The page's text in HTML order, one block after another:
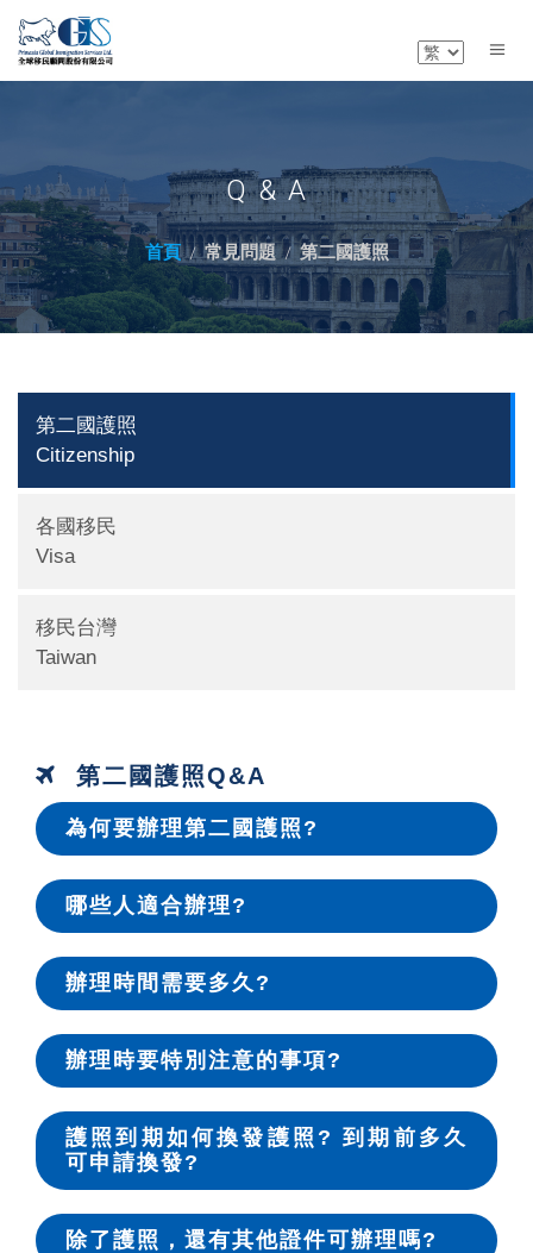
Q & A
首頁 常見問題 第二國護照
第二國護照
Citizenship
各國移民
Visa
移民台灣
Taiwan
第二國護照Q&A
為何要辦理第二國護照?
哪些人適合辦理?
辦理時間需要多久?
辦理時要特別注意的事項?
護照到期如何換發護照? 到期前多久
可申請換發?
除了護照，還有其他證件可辦理嗎?